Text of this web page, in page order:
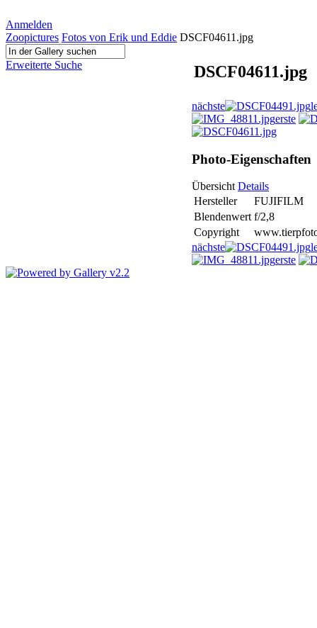
Anmelden
Zoopictures Fotos von Erik und Eddie DSCF04611.jpg
Erweiterte Suche DSCF04611.jpg
nächste
erste
Photo-Eigenschaften
ÜbersichtDetails
Hersteller
FUJIFILM
Blendenwert f/2,8
Copyright
nächste
erste